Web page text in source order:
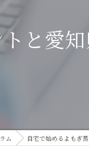
更年期
と愛
ム 自宅で始めるよもぎ